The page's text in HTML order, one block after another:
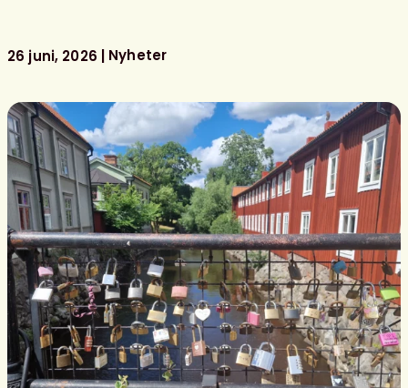
Almedalen
26 juni, 2026 Nyheter